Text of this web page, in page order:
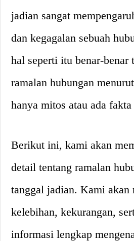
jadian sangat
dan kegagalan sebuah
hal seperti itu benar-benar
ramalan hubungan
hanya mitos atau ada
Berikut ini, kami akan
detail tentang ramalan
tanggal jadian. Kami akan
kelebihan, kekurangan,
informasi lengkap